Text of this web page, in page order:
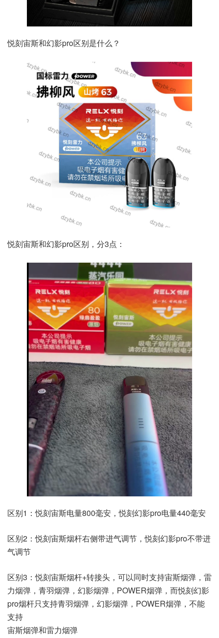
悦刻宙斯和幻影pro区别是什么？
悦刻宙斯和幻影pro区别，分3点：
区别1：悦刻宙斯电量800毫安，悦刻幻影pro电量440毫安
区别2：悦刻宙斯烟杆右侧带进气调节，悦刻幻影pro不带进
气调节
区别3：悦刻宙斯烟杆+转接头，可以同时支持宙斯烟弹，雷
力烟弹，青羽烟弹，幻影烟弹，POWER烟弹，而悦刻幻影
pro烟杆只支持青羽烟弹，幻影烟弹，POWER烟弹，不能
支持
宙斯烟弹和雷力烟弹